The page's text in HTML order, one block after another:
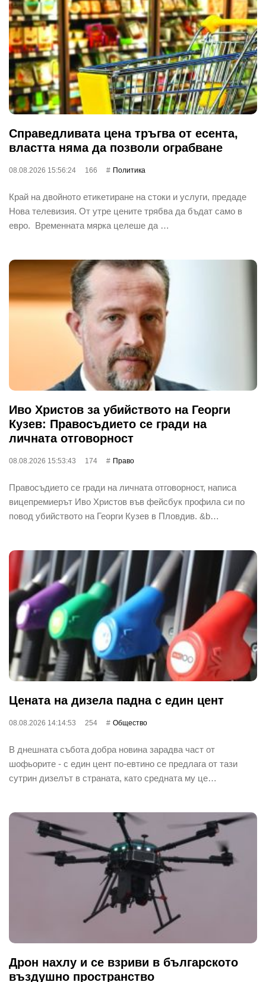
Справедливата цена тръгва от есента,
властта няма да позволи ограбване
08.08.2026 15:56:24 166 Политика
Край на двойното етикетиране на стоки и услуги, предаде
Нова телевизия. От утре цените трябва да бъдат само в
евро. Временната мярка целеше да …
Иво Христов за убийството на Георги
Кузев: Правосъдието се гради на
личната отговорност
08.08.2026 15:53:43 174 Право
Правосъдието се гради на личната отговорност, написа
вицепремиерът Иво Христов във фейсбук профила си по
повод убийството на Георги Кузев в Пловдив. &b…
Цената на дизела падна с един цент
08.08.2026 14:14:53 254 Общество
В днешната събота добра новина зарадва част от
шофьорите - с един цент по-евтино се предлага от тази
сутрин дизелът в страната, като средната му це…
Дрон нахлу и се взриви в българското
въздушно пространство